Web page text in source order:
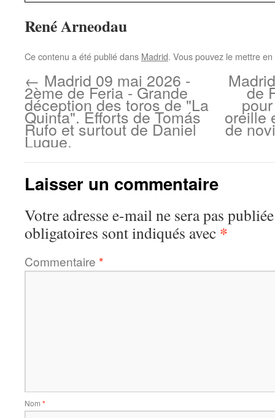
René Arneodau
Ce contenu a été publié dans Madrid. Vous pouvez le mettre
← Madrid 09 mai 2026 -
2ème de Feria - Grande
déception des toros de "La
Quinta". Efforts de Tomás
Rufo et surtout de Daniel
Luque.
de
oreille
de
Laisser un commentaire
Votre adresse e-mail ne sera pas
obligatoires sont indiqués avec *
Commentaire *
Nom *